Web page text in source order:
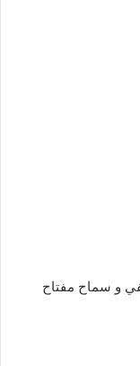
و سماح مفتاح